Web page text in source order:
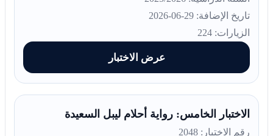
تاريخ الإضافة: 29-06-2026
الزيارات: 224
عرض الاختبار
الاختبار الخامس: رواية أحلام ليبل السعيدة
رقم الاختبار: 2048